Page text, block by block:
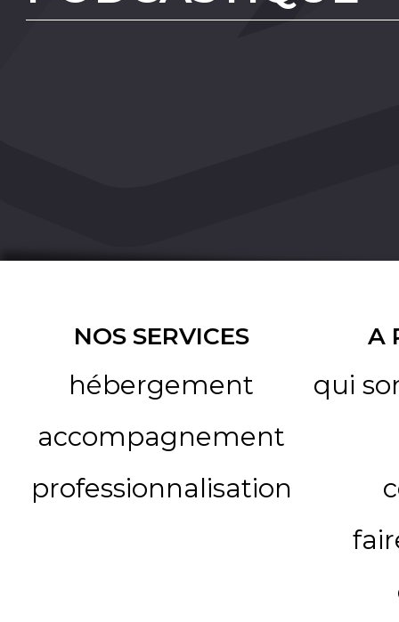
NOS SERVICES
hébergement
accompagnement
professionnalisation
A
qui